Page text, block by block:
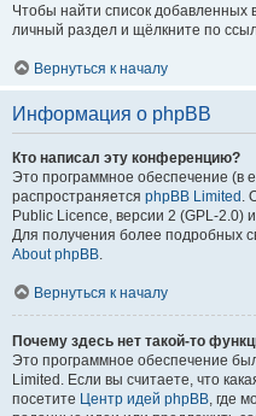
Чтобы найти список
личный раздел и щёлкните по
Вернуться к началу
Информация о phpBB
Кто написал эту конференцию?
Это программное обеспечение (в
распространяется phpBB Limited .
Public Licence, версии 2 (GPL-2.0)
Для получения более подробных
About phpBB.
Вернуться к началу
Почему здесь нет такой-то
Это программное обеспечение
Limited. Если вы считаете, что
посетите Центр идей phpBB, где